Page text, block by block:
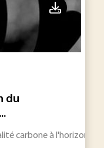
du
carbone à l'horizon